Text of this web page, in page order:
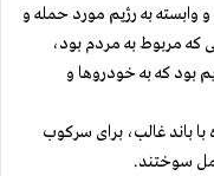
وابسته به رژیم مورد حمله و
که مربوط به مردم بود،
بود که به خودروها و
باند غالب، برای سرکوب
سوختند.